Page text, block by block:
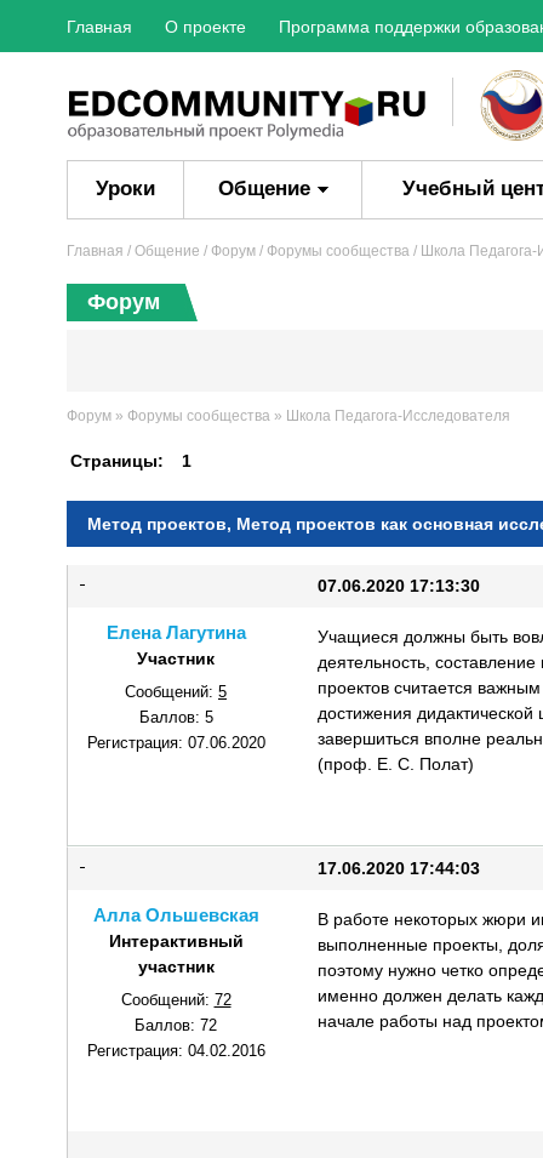
Главная О проекте Программа поддержки
Уроки Общение Учебный
Главная / Общение / Форум / Форумы сообщества / Школа
Форум
Форум » Форумы сообщества » Школа Педагога-Исследователя
Страницы: 1
Метод проектов, Метод проектов как основная
Елена Лагутина
Участник
Сообщений: 5
Баллов: 5
Регистрация: 07.06.2020
07.06.2020 17:13:30
Учащиеся должны быть
деятельность,
проектов считается
достижения
завершиться вполне
(проф. Е. С. Полат)
Алла Ольшевская
Интерактивный
участник
Сообщений: 72
Баллов: 72
Регистрация: 04.02.2016
17.06.2020 17:44:03
В работе некоторых жюри
выполненные проекты,
поэтому нужно четко
именно должен делать
начале работы над